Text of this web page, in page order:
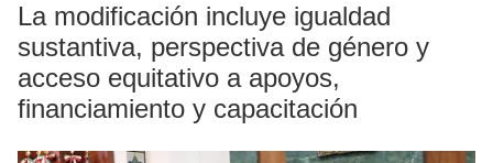
La modificación incluye igualdad
sustantiva, perspectiva de género y
acceso equitativo a apoyos,
financiamiento y capacitación